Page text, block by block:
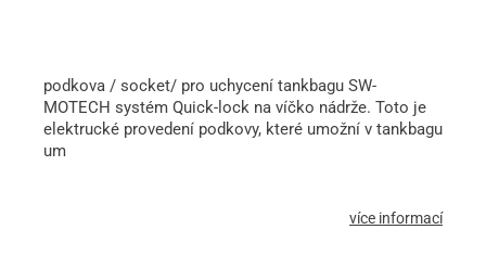
podkova / socket/ pro uchycení tankbagu SW-
MOTECH systém Quick-lock na víčko nádrže. Toto je
elektrucké provedení podkovy, které umožní v tankbagu
um
více informací